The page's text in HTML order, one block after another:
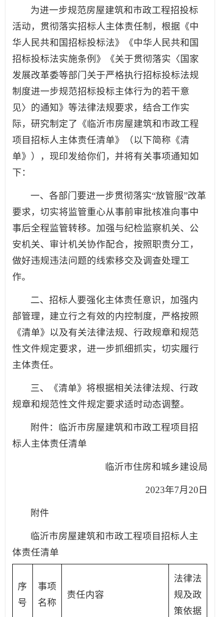
为进一步规范房屋建筑和市政工程招投标
活动，贯彻落实招标人主体责任制，根据《中
华人民共和国招标投标法》《中华人民共和国
招标投标法实施条例》《关于贯彻落实〈国家
发展改革委等部门关于严格执行招标投标法规
制度进一步规范招标投标主体行为的若干意
见〉的通知》等法律法规要求，结合工作实
际，研究制定了《临沂市房屋建筑和市政工程
项目招标人主体责任清单》（以下简称《清
单》），现印发给你们，并将有关事项通知如
下：
一、各部门要进一步贯彻落实“放管服”改革
要求，切实将监管重心从事前审批核准向事中
事后全程监管转移。加强与纪检监察机关、公
安机关、审计机关协作配合，按照职责分工，
做好违规违法问题的线索移交及调查处理工
作。
二、招标人要强化主体责任意识，加强内
部管理，建立行之有效的内控制度，严格按照
《清单》以及有关法律法规、行政规章和规范
性文件规定要求，进一步抓细抓实，切实履行
主体责任。
三、《清单》将根据相关法律法规、行政
规章和规范性文件规定要求适时动态调整。
附件：临沂市房屋建筑和市政工程项目招
标人主体责任清单
临沂市住房和城乡建设局
2023年7月20日
附件
临沂市房屋建筑和市政工程项目招标人主
体责任清单
序
号
事项
名称
责任内容
法律法
规及政
策依据